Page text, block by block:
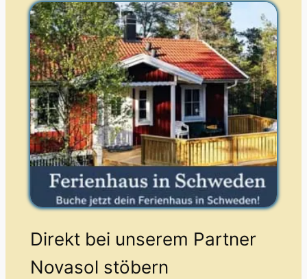
Direkt bei unserem Partner
Novasol stöbern